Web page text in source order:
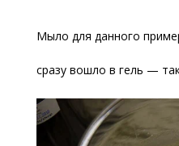
Мыло для данного
сразу вошло в гель —